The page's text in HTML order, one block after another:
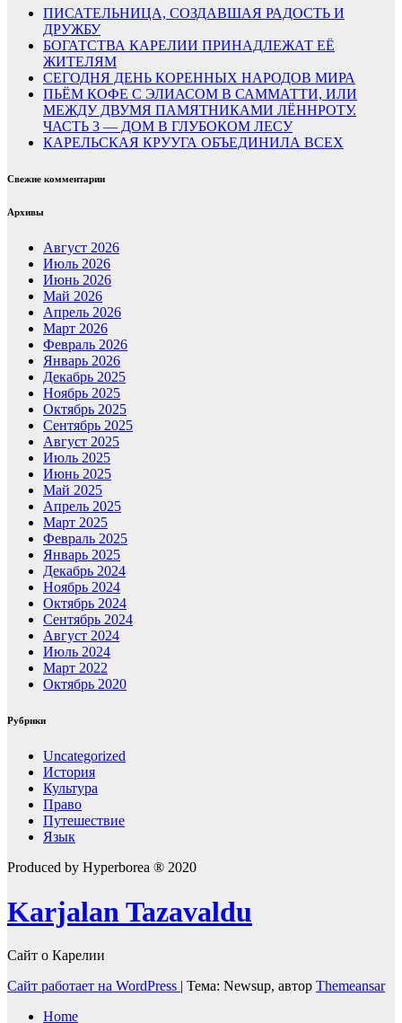
ПИСАТЕЛЬНИЦА, СОЗДАВШАЯ РАДОСТЬ И
ДРУЖБУ
БОГАТСТВА КАРЕЛИИ ПРИНАДЛЕЖАТ ЕЁ
ЖИТЕЛЯМ
СЕГОДНЯ ДЕНЬ КОРЕННЫХ НАРОДОВ МИРА
ПЬЁМ КОФЕ С ЭЛИАСОМ В САММАТТИ, ИЛИ
МЕЖДУ ДВУМЯ ПАМЯТНИКАМИ ЛЁННРОТУ.
ЧАСТЬ 3 — ДОМ В ГЛУБОКОМ ЛЕСУ
КАРЕЛЬСКАЯ КРУУГА ОБЪЕДИНИЛА ВСЕХ
Свежие комментарии
Архивы
Август 2026
Июль 2026
Июнь 2026
Май 2026
Апрель 2026
Март 2026
Февраль 2026
Январь 2026
Декабрь 2025
Ноябрь 2025
Октябрь 2025
Сентябрь 2025
Август 2025
Июль 2025
Июнь 2025
Май 2025
Апрель 2025
Март 2025
Февраль 2025
Январь 2025
Декабрь 2024
Ноябрь 2024
Октябрь 2024
Сентябрь 2024
Август 2024
Июль 2024
Март 2022
Октябрь 2020
Рубрики
Uncategorized
История
Культура
Право
Путешествие
Язык
Produced by Hyperborea ® 2020
Karjalan Tazavaldu
Сайт о Карелии
Сайт работает на WordPress | Тема: Newsup, автор Themeansar
Home